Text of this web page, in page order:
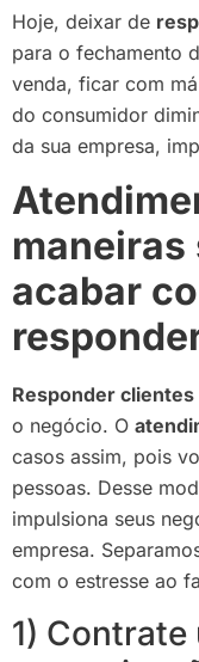
Hoje, deixar de
para o fechamento
venda, ficar com
do consumidor
da sua empresa,
maneiras
acabar
Responder clientes
o negócio. O
casos assim, pois
pessoas. Desse
impulsiona seus
empresa.
com o estresse ao
1)